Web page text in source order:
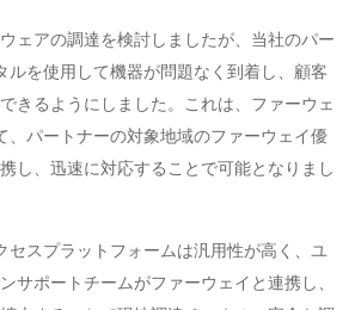
ェアの調達を検討しましたが、当社のパー
ルを使用して機器が問題なく到着し、顧客
きるようにしました。これは、ファーウェ
、パートナーの対象地域のファーウェイ優
し、迅速に対応することで可能となりまし
セスプラットフォームは汎用性が高く、ユ
サポートチームがファーウェイと連携し、